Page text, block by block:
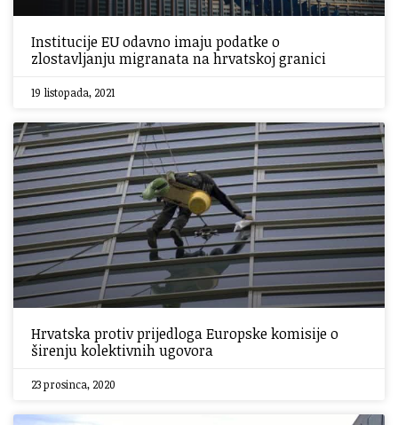
Institucije EU odavno imaju podatke o
zlostavljanju migranata na hrvatskoj granici
19 listopada, 2021
Hrvatska protiv prijedloga Europske komisije o
širenju kolektivnih ugovora
23 prosinca, 2020